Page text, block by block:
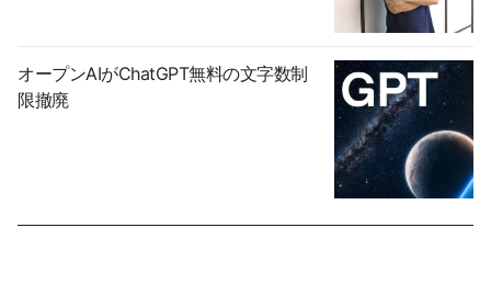
オープンAIがChatGPT無料の文字数制
限撤廃